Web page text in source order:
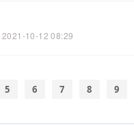
2021-10-12 08:29
5 6 7 8 9